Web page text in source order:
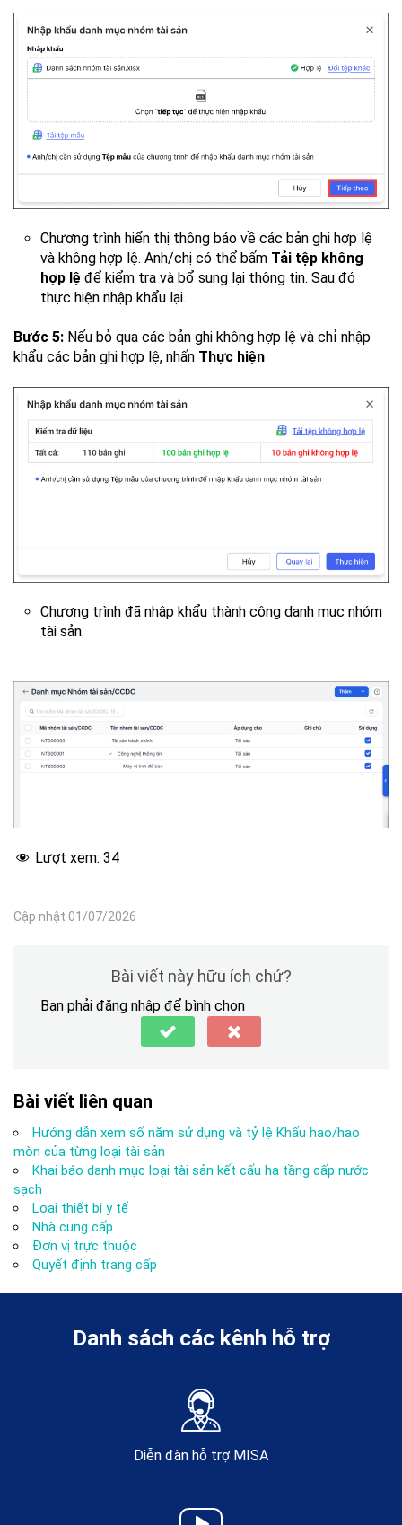
Chương trình hiển thị thông báo về các bản ghi hợp lệ
và không hợp lệ. Anh/chị có thể bấm Tải tệp không
hợp lệ để kiểm tra và bổ sung lại thông tin. Sau đó
thực hiện nhập khẩu lại.
Bước 5: Nếu bỏ qua các bản ghi không hợp lệ và chỉ nhập
khẩu các bản ghi hợp lệ, nhấn Thực hiện
Chương trình đã nhập khẩu thành công danh mục nhóm
tài sản.
Lượt xem: 34
Cập nhật 01/07/2026
Bài viết này hữu ích chứ?
Bạn phải đăng nhập để bình chọn
Bài viết liên quan
Hướng dẫn xem số năm sử dụng và tỷ lệ Khấu hao/hao
mòn của từng loại tài sản
Khai báo danh mục loại tài sản kết cấu hạ tầng cấp nước
sạch
Loại thiết bị y tế
Nhà cung cấp
Đơn vị trực thuộc
Quyết định trang cấp
Danh sách các kênh hỗ trợ
Diễn đàn hỗ trợ MISA